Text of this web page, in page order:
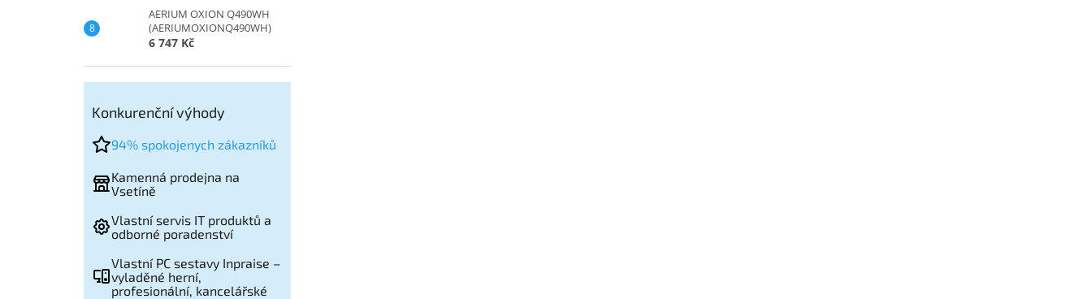
AERIUM OXION Q490WH
(AERIUMOXIONQ490WH)
6 747 Kč
Konkurenční výhody
94% spokojenych zákazníků
Kamenná prodejna na
Vsetíně
Vlastní servis IT produktů a
odborné poradenství
Vlastní PC sestavy Inpraise –
vyladěné herní,
profesionální, kancelářské